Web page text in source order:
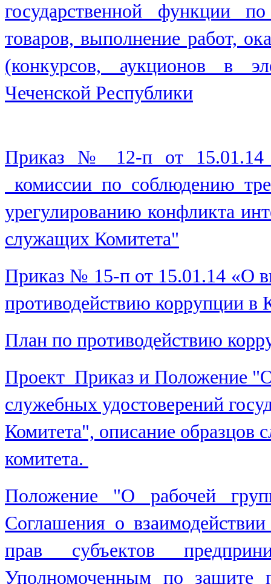
государственной функции
товаров, выполнение работ,
(конкурсов, аукционов в
Чеченской Республики
Приказ № 12-п от 15.01.14
комиссии по соблюдению
урегулированию конфликта
служащих Комитета"
Приказ № 15-п от 15.01.14 «О
противодействию коррупции в
План по противодействию
Проект Приказ и Положение
служебных удостоверений
Комитета", описание образцов
комитета.
Положение "О рабочей
Соглашения о
прав субъектов
Уполномоченным по защите